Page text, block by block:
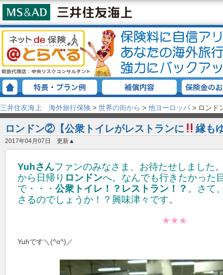
三井住友海上 海外旅行保険 > 世界の街から > 他ヨーロッパ > ロンド
ロンドン②【公衆トイレがレストランに 縁も
2017年04月07日 更新▲
Yuhさんファンのみなさま、お待たせしました
から日帰り ロンドンへ。なんでも行きたかった
で・・・ 公衆トイレ！？レストラン！？ 。さて
さるのでしょうか！？興味津々です。
★★★
Yuhです＼(^o^)／